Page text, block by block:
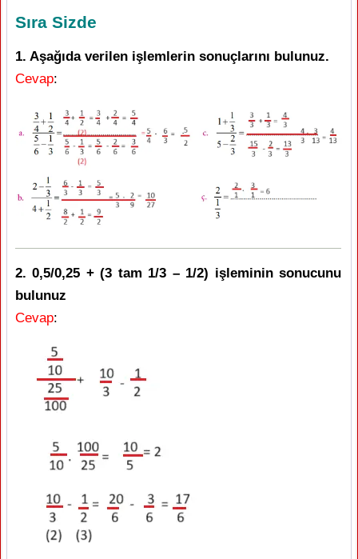
Sıra Sizde
1. Aşağıda verilen işlemlerin sonuçlarını bulunuz.
Cevap:
2. 0,5/0,25 + (3 tam 1/3 – 1/2) işleminin sonucunu
bulunuz
Cevap: